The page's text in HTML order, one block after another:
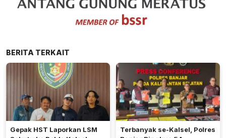
BERITA TERKAIT
Gepak HST Laporkan LSM
Terbanyak se-Kalsel, Polres